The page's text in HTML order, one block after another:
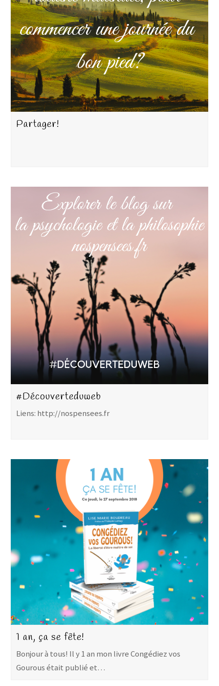
Partager!
#Découverteduweb
Liens: http://nospensees.fr
1 an, ça se fête!
Bonjour à tous! Il y 1 an mon livre Congédiez vos
Gourous était publié et…